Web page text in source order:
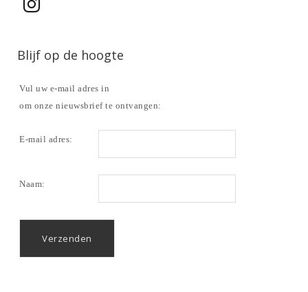
Blijf op de hoogte
Vul uw e-mail adres in
om onze nieuwsbrief te ontvangen:
E-mail adres:
Naam: